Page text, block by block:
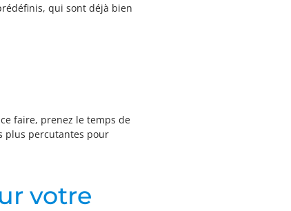
qui sont déjà bien
faire, prenez le temps de
plus percutantes pour
votre